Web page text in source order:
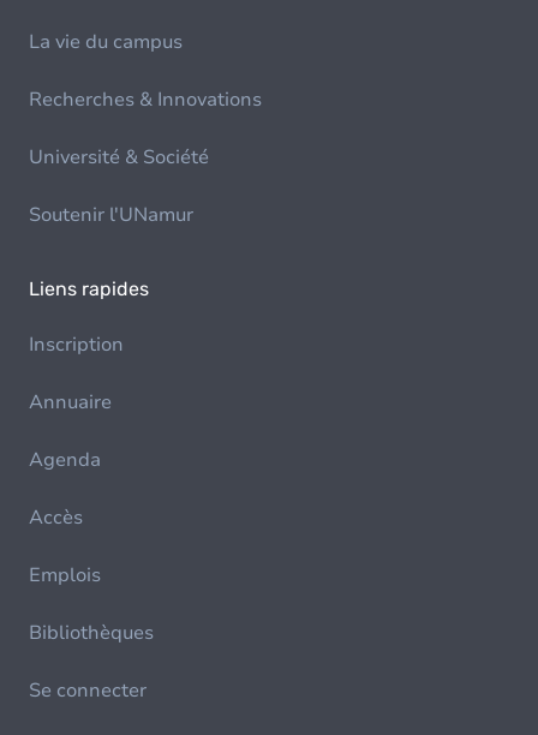
La vie du campus
Recherches & Innovations
Université & Société
Soutenir l'UNamur
Liens rapides
Inscription
Annuaire
Agenda
Accès
Emplois
Bibliothèques
Se connecter